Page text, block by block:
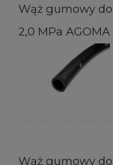
Wąż gumowy
2,0 MPa AGOMA
Wąż gumowy